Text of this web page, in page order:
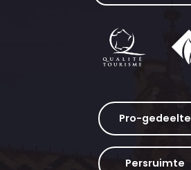
Pro-gedeelte
Persruimte